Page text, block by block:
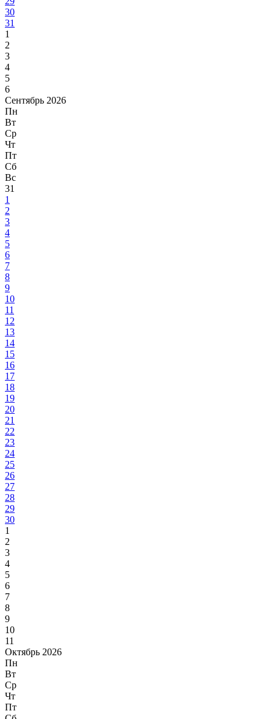
30
31
1
2
3
4
5
6
Сентябрь 2026
Пн
Вт
Ср
Чт
Пт
Сб
Вс
31
1
2
3
4
5
6
7
8
9
10
11
12
13
14
15
16
17
18
19
20
21
22
23
24
25
26
27
28
29
30
1
2
3
4
5
6
7
8
9
10
11
Октябрь 2026
Пн
Вт
Ср
Чт
Пт